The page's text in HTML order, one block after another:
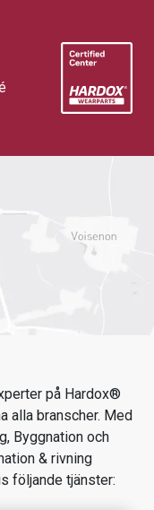
på Hardox®
alla branscher. Med
Byggnation och
& rivning
följande tjänster: